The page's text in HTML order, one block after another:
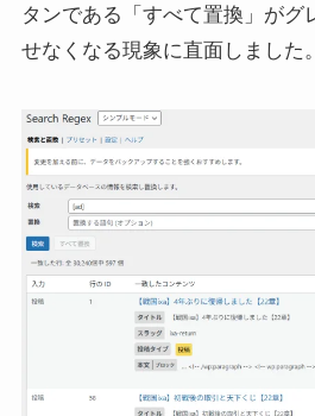
タンである「すべて置換」がグ
せなくなる現象に直面しました。